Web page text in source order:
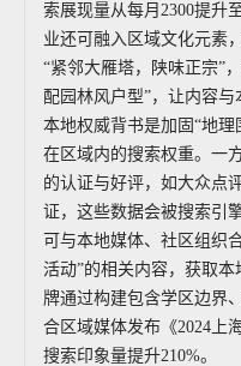
索展现量从每月2300提升
业还可融入区域文化元素
“紧邻大雁塔，陕味正宗”
配园林风户型”，让内容与
本地权威背书是加固“地
在区域内的搜索权重。一
的认证与好评，如大众点
证，这些数据会被搜索引
可与本地媒体、社区组织
活动”的相关内容，获取
牌通过构建包含学区边界
合区域媒体发布《2024上
搜索印象量提升210%。